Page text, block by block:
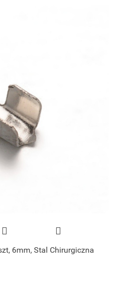
6mm, Stal Chirurgiczna